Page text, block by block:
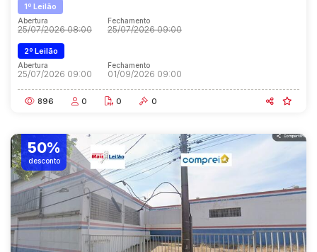
1º Leilão
Abertura
25/07/2026 08:00
Fechamento
25/07/2026 09:00
2º Leilão
Abertura
25/07/2026 09:00
Fechamento
01/09/2026 09:00
896 0 0 0
50%
desconto